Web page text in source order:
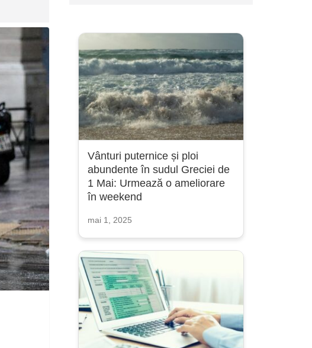
Vânturi puternice și ploi
abundente în sudul Greciei de
1 Mai: Urmează o ameliorare
în weekend
mai 1, 2025